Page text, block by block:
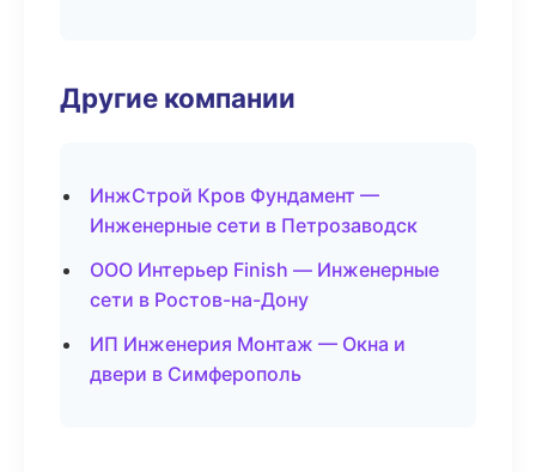
Другие компании
ИнжСтрой Кров Фундамент —
Инженерные сети в Петрозаводск
ООО Интерьер Finish — Инженерные
сети в Ростов-на-Дону
ИП Инженерия Монтаж — Окна и
двери в Симферополь